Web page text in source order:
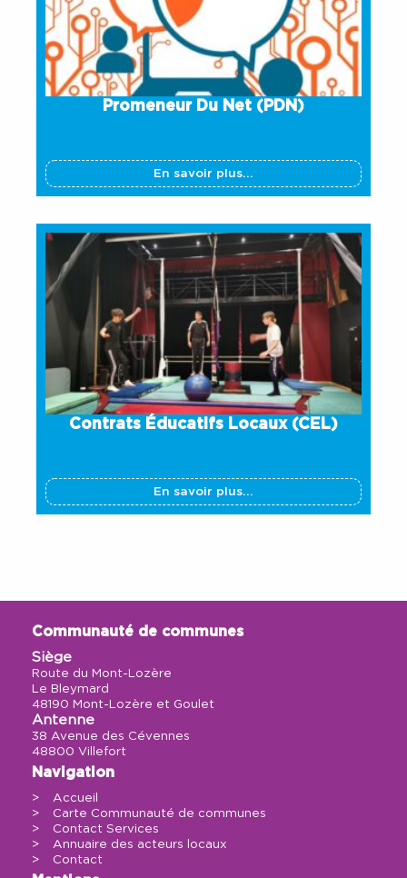
Promeneur Du Net (PDN)
En savoir plus...
Contrats Éducatifs Locaux (CEL)
En savoir plus...
Communauté de communes
Siège
Route du Mont-Lozère
Le Bleymard
48190 Mont-Lozère et Goulet
Antenne
38 Avenue des Cévennes
48800 Villefort
Navigation
Accueil
Carte Communauté de communes
Contact Services
Annuaire des acteurs locaux
Contact